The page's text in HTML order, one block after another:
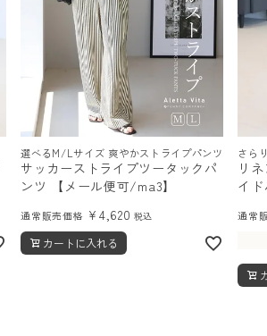
選べるM/Lサイズ 爽やかストライプパンツ
サッカーストライプツータックパ
ンツ 【メール便可/ma3】
通常販売価格 ¥4,620 税込
カートに入れる
さら
リ
イド
通常